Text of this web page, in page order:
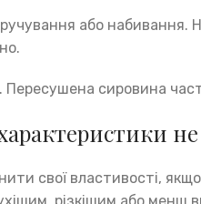
або
сировина
свої властивості,